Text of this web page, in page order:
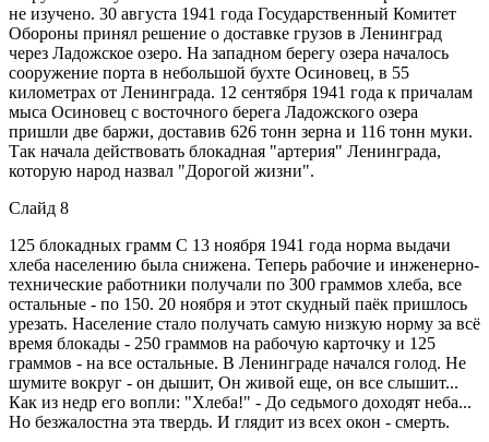
не изучено. 30 августа 1941 года Государственный Комитет
Обороны принял решение о доставке грузов в Ленинград
через Ладожское озеро. На западном берегу озера началось
сооружение порта в небольшой бухте Осиновец, в 55
километрах от Ленинграда. 12 сентября 1941 года к причалам
мыса Осиновец с восточного берега Ладожского озера
пришли две баржи, доставив 626 тонн зерна и 116 тонн муки.
Так начала действовать блокадная "артерия" Ленинграда,
которую народ назвал "Дорогой жизни".
Слайд 8
125 блокадных грамм С 13 ноября 1941 года норма выдачи
хлеба населению была снижена. Теперь рабочие и инженерно-
технические работники получали по 300 граммов хлеба, все
остальные - по 150. 20 ноября и этот скудный паёк пришлось
урезать. Население стало получать самую низкую норму за всё
время блокады - 250 граммов на рабочую карточку и 125
граммов - на все остальные. В Ленинграде начался голод. Не
шумите вокруг - он дышит, Он живой еще, он все слышит...
Как из недр его вопли: "Хлеба!" - До седьмого доходят неба...
Но безжалостна эта твердь. И глядит из всех окон - смерть.